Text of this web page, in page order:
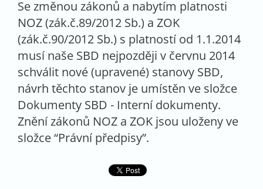
Se změnou zákonů a nabytím platnosti
NOZ (zák.č.89/2012 Sb.) a ZOK
(zák.č.90/2012 Sb.) s platností od 1.1.2014
musí naše SBD nejpozději v červnu 2014
schválit nové (upravené) stanovy SBD,
návrh těchto stanov je umístěn ve složce
Dokumenty SBD - Interní dokumenty.
Znění zákonů NOZ a ZOK jsou uloženy ve
složce “Právní předpisy”.